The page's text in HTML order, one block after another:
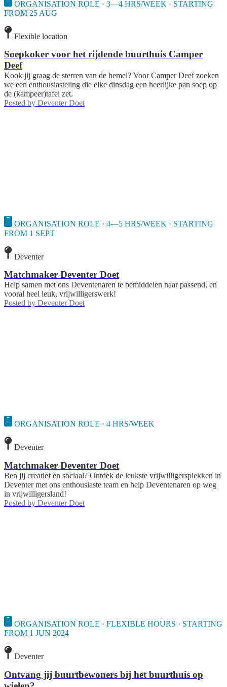
ORGANISATION ROLE · 3—4 HRS/WEEK · STARTING
FROM 25 AUG
Flexible location
Soepkoker voor het rijdende buurthuis Camper
Deef
Kook jij graag de sterren van de hemel? Voor Camper Deef zoeken
we een enthousiasteling die elke dinsdag een heerlijke pan soep op
de (kampeer)tafel zet.
Posted by Deventer Doet
ORGANISATION ROLE · 4—5 HRS/WEEK · STARTING
FROM 1 SEPT
Deventer
Matchmaker Deventer Doet
Help samen met ons Deventenaren te bemiddelen naar passend, en
vooral heel leuk, vrijwilligerswerk!
Posted by Deventer Doet
ORGANISATION ROLE · 4 HRS/WEEK
Deventer
Matchmaker Deventer Doet
Ben jij creatief en sociaal? Ontdek de leukste vrijwilligersplekken in
Deventer met ons enthousiaste team en help Deventenaren op weg
in vrijwilligersland!
Posted by Deventer Doet
ORGANISATION ROLE · FLEXIBLE HOURS · STARTING
FROM 1 JUN 2024
Deventer
Ontvang jij buurtbewoners bij het buurthuis op